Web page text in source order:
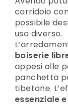
corridoio
possibile
uso diverso.
boiserie
appesi alle
panchetta
tibetane.
essenziale